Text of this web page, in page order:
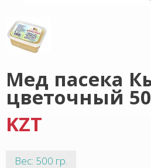
Мед пасека
цветочный
KZT
Вес: 500 гр.